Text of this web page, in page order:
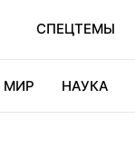
СПЕЦТЕМЫ
МИР НАУКА